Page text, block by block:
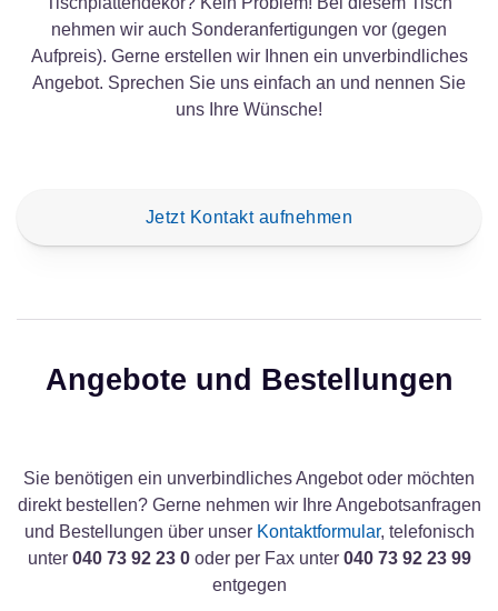
nehmen wir auch Sonderanfertigungen vor (gegen
Aufpreis). Gerne erstellen wir Ihnen ein unverbindliches
Angebot. Sprechen Sie uns einfach an und nennen Sie
uns Ihre Wünsche!
Jetzt Kontakt aufnehmen
Angebote und Bestellungen
Sie benötigen ein unverbindliches Angebot oder möchten
direkt bestellen? Gerne nehmen wir Ihre Angebotsanfragen
und Bestellungen über unser Kontaktformular, telefonisch
unter 040 73 92 23 0oder per Fax unter 040 73 92 23 99
entgegen